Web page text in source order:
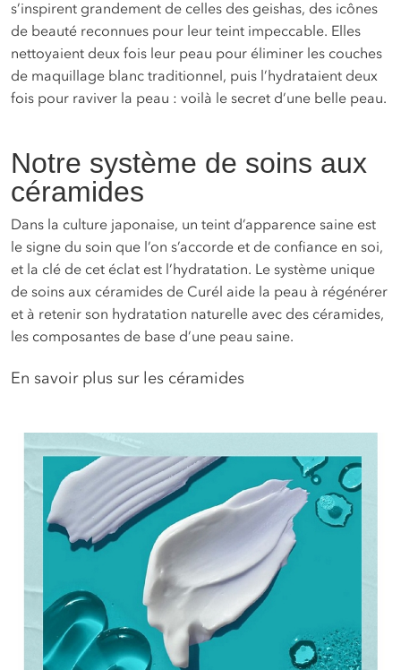
s’inspirent grandement de celles des geishas, des icônes
de beauté reconnues pour leur teint impeccable. Elles
nettoyaient deux fois leur peau pour éliminer les couches
de maquillage blanc traditionnel, puis l’hydrataient deux
fois pour raviver la peau : voilà le secret d’une belle peau.
Notre système de soins aux
céramides
Dans la culture japonaise, un teint d’apparence saine est
le signe du soin que l’on s’accorde et de confiance en soi,
et la clé de cet éclat est l’hydratation. Le système unique
de soins aux céramides de Curél aide la peau à régénérer
et à retenir son hydratation naturelle avec des céramides,
les composantes de base d’une peau saine.
En savoir plus sur les céramides